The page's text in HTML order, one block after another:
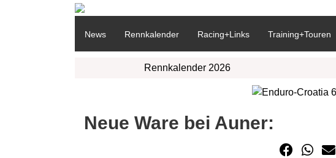
News Rennkalender Racing+Links Training+Touren
Rennkalender 2026
Neue Ware bei Auner: